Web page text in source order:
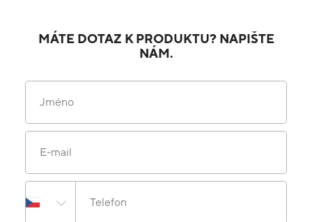
MÁTE DOTAZ K PRODUKTU? NAPIŠTE
NÁM.
Jméno
E-mail
Telefon